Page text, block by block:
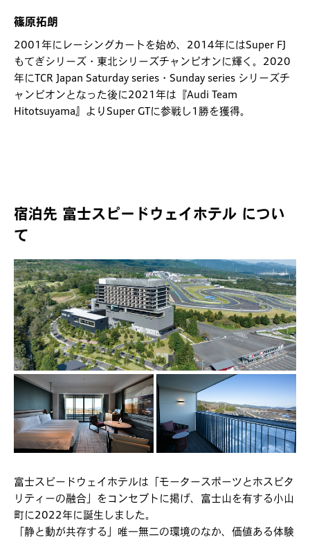
篠原拓朗
2001年にレーシングカートを始め、2014年にはSuper FJ
もてぎシリーズ・東北シリーズチャンピオンに輝く。2020
年にTCR Japan Saturday series・Sunday series シリーズチ
ャンピオンとなった後に2021年は『Audi Team
Hitotsuyama』よりSuper GTに参戦し1勝を獲得。
宿泊先 富士スピードウェイホテル につい
て
富士スピードウェイホテルは「モータースポーツとホスピタ
リティーの融合」をコンセプトに掲げ、富士山を有する小山
町に2022年に誕生しました。
「静と動が共存する」唯一無二の環境のなか、価値ある体験